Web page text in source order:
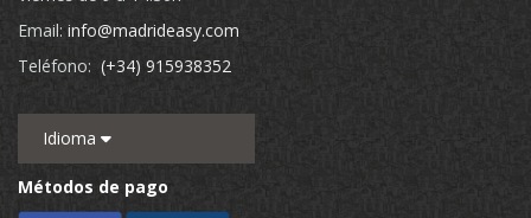
Email: info@madrideasy.com
Teléfono: (+34) 915938352
Idioma
Métodos de pago